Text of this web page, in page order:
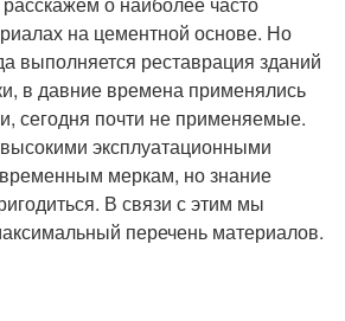
на цементной основе. Но
выполняется реставрация зданий
в давние времена применялись
сегодня почти не применяемые.
эксплуатационными
меркам, но знание
В связи с этим мы
перечень материалов.